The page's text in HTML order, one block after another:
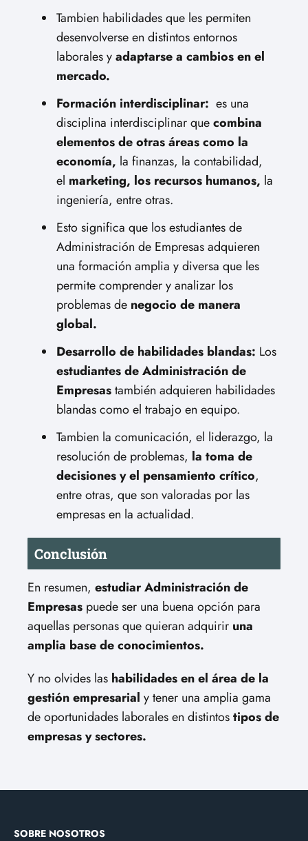
Tambien habilidades que les permiten
desenvolverse en distintos entornos
laborales yadaptarse a cambios en el
mercado.
Formación interdisciplinar: es una
disciplina interdisciplinar quecombina
elementos de otras áreas como la
economía, la finanzas, la contabilidad,
el marketing, los recursos humanos, la
ingeniería, entre otras.
Esto significa que los estudiantes de
Administración de Empresas adquieren
una formación amplia y diversa que les
permite comprender y analizar los
problemas de negocio de manera
global.
Desarrollo de habilidades blandas: Los
estudiantes de Administración de
Empresastambién adquieren habilidades
blandas como el trabajo en equipo.
Tambien la comunicación, el liderazgo, la
resolución de problemas, la toma de
decisiones y el pensamiento crítico,
entre otras, que son valoradas por las
empresas en la actualidad.
Conclusión
En resumen, estudiar Administración de
Empresas puede ser una buena opción para
aquellas personas que quieran adquirir una
amplia base de conocimientos.
Y no olvides las habilidades en el área de la
gestión empresarial y tener una amplia gama
de oportunidades laborales en distintostipos de
empresas y sectores.
SOBRE NOSOTROS